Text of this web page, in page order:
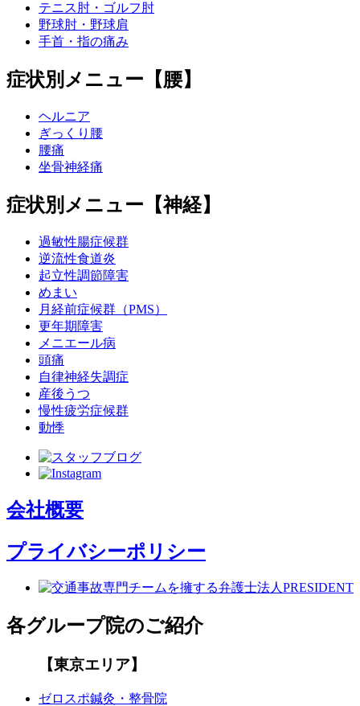
テニス肘・ゴルフ肘
野球肘・野球肩
手首・指の痛み
症状別メニュー【腰】
ヘルニア
ぎっくり腰
腰痛
坐骨神経痛
症状別メニュー【神経】
過敏性腸症候群
逆流性食道炎
起立性調節障害
めまい
月経前症候群（PMS）
更年期障害
メニエール病
頭痛
自律神経失調症
産後うつ
慢性疲労症候群
動悸
会社概要
プライバシーポリシー
各グループ院のご紹介
【東京エリア】
ゼロスポ鍼灸・整骨院